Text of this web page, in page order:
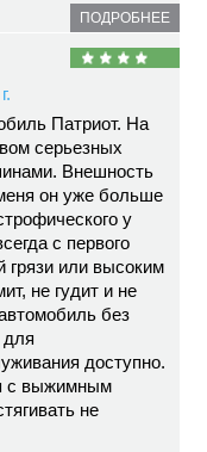
ПОДРОБНЕЕ
Патриот. На
серьезных
Внешность
он уже больше
у
с первого
грязи или высоким
не гудит и не
без
для
доступно.
с выжимным
не